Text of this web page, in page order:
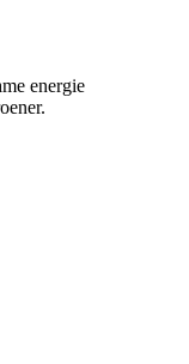
energie